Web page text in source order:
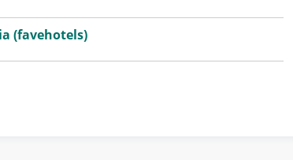
(favehotels)